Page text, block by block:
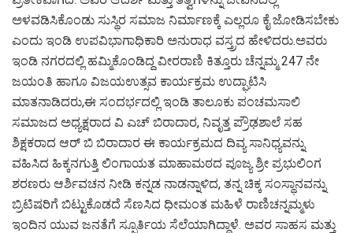
ಅಳವಡಿಸಿಕೊಂಡು ಸುಸ್ಥಿರ ಸಮಾಜ ನಿರ್ಮಾಣಕ್ಕೆ ಎಲ್ಲರೂ ಕೈ ಜೋಡಿಸಬೇಕು
ಎಂದು ಇಂಡಿ ಉಪವಿಭಾಗಾಧಿಕಾರಿ ಅನುರಾಧ ವಸ್ತ್ರದ ಹೇಳಿದರು.ಅವರು
ಇಂಡಿ ನಗರದಲ್ಲಿ ಹಮ್ಮಿಕೊಂಡಿದ್ದ ವೀರರಾಣಿ ಕಿತ್ತೂರು ಚೆನ್ನಮ್ಮ 247 ನೇ
ಜಯಂತಿ ಹಾಗೂ ವಿಜಯಉತ್ಸವ ಕಾರ್ಯಕ್ರಮ ಉದ್ಘಾಟಿಸಿ
ಮಾತನಾಡಿದರು,ಈ ಸಂದರ್ಭದಲ್ಲಿ ಇಂಡಿ ತಾಲೂಕು ಪಂಚಮಸಾಲಿ
ಸಮಾಜದ ಅಧ್ಯಕ್ಷರಾದ ವಿ ಎಚ್ ಬಿರಾದಾರ, ನಿವೃತ್ತ ಪ್ರೌಢಶಾಲೆ ಸಹ
ಶಿಕ್ಷಕರಾದ ಆರ್ ಬಿ ಬಿರಾದಾರ ಈ ಕಾರ್ಯಕ್ರಮದ ದಿವ್ಯ ಸಾನಿಧ್ಯವನ್ನು
ವಹಿಸಿದ ಹಿಕ್ಕನಗುತ್ತಿ ಲಿಂಗಾಯತ ಮಾಹಾಮಠದ ಪೂಜ್ಯ ಶ್ರೀ ಪ್ರಭುಲಿಂಗ
ಶರಣರು ಆರ್ಶಿವಚನ ನೀಡಿ ಕನ್ನಡ ನಾಡನ್ನಾಳಿದ, ತನ್ನ ಚಿಕ್ಕ ಸಂಸ್ಥಾನವನ್ನು
ಬ್ರಿಟಿಷರಿಗೆ ಬಿಟ್ಟುಕೊಡದೆ ಸೆಣಸಿದ ಧೀಮಂತ ಮಹಿಳೆ ರಾಣಿಚನ್ನಮ್ಮಳು
ಇಂದಿನ ಯುವ ಜನತೆಗೆ ಸ್ಫೂರ್ತಿಯ ಸೆಲೆಯಾಗಿದ್ದಾಳೆ. ಅವರ ಸಾಹಸ ಮತ್ತು